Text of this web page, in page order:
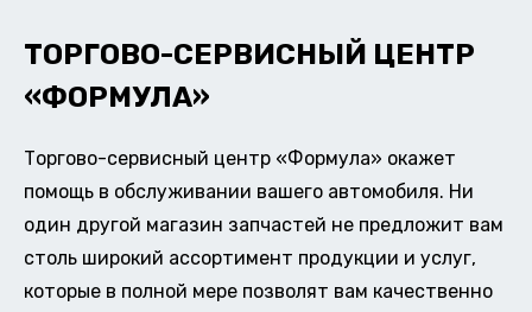
ТОРГОВО-СЕРВИСНЫЙ ЦЕНТР
«ФОРМУЛА»
Торгово-сервисный центр «Формула» окажет
помощь в обслуживании вашего автомобиля. Ни
один другой магазин запчастей не предложит вам
столь широкий ассортимент продукции и услуг,
которые в полной мере позволят вам качественно